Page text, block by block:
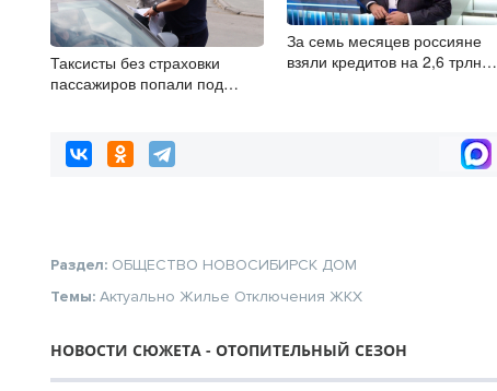
Таксисты без страховки
пассажиров попали под
Новосибирске
За семь месяцев россияне
взяли кредитов на 2,6 трлн
Раздел: ОБЩЕСТВО НОВОСИБИРСК ДОМ
Темы:Актуально Жилье Отключения ЖКХ
НОВОСТИ СЮЖЕТА - ОТОПИТЕЛЬНЫЙ СЕЗОН